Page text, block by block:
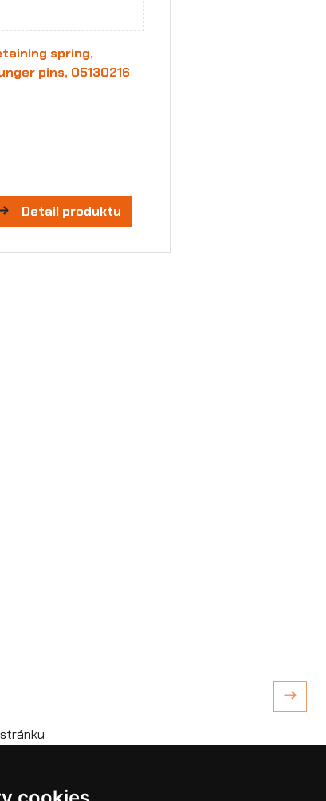
spring,
pins, 05130216
Detail produktu